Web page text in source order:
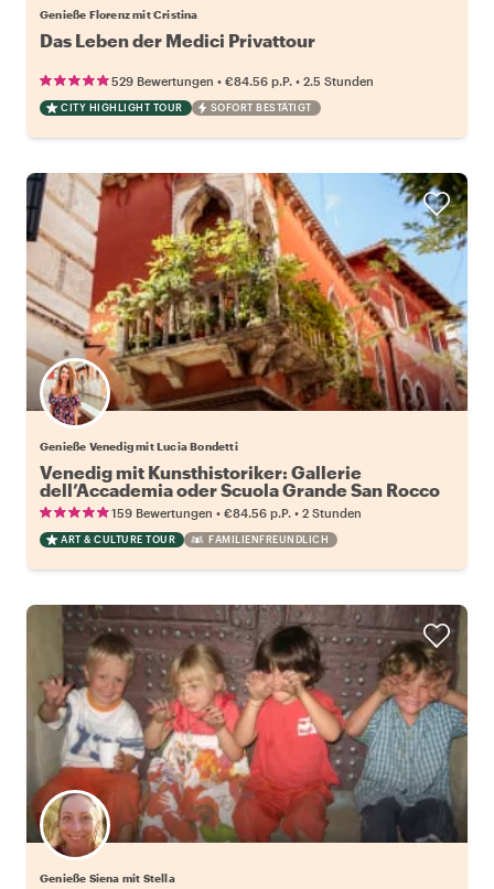
Genieße Florenz mit Cristina
Das Leben der Medici Privattour
529 Bewertungen • €84.56 p.P. • 2.5 Stunden
CITY HIGHLIGHT TOUR SOFORT BESTÄTIGT
Genieße Venedig mit Lucia Bondetti
Venedig mit Kunsthistoriker: Gallerie
dell’Accademia oder Scuola Grande San Rocco
159 Bewertungen • €84.56 p.P. • 2 Stunden
ART & CULTURE TOUR FAMILIENFREUNDLICH
Genieße Siena mit Stella